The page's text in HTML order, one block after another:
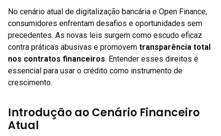
No cenário atual de digitalização bancária e Open Finance,
consumidores enfrentam desafios e oportunidades sem
precedentes. As novas leis surgem como escudo eficaz
contra práticas abusivas e promovem transparência total
nos contratos financeiros. Entender esses direitos é
essencial para usar o crédito como instrumento de
crescimento.
Introdução ao Cenário Financeiro
Atual